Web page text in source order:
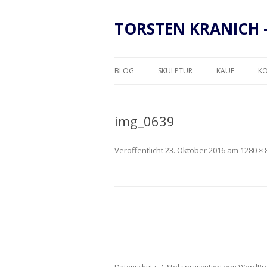
TORSTEN KRANICH
BLOG SKULPTUR KAUF
img_0639
Veröffentlicht23. Oktober 2016 am 1280 ×